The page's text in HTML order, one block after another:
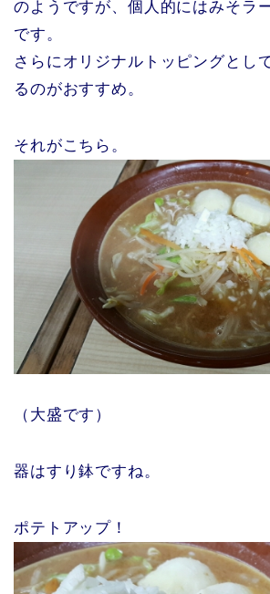
のようですが、個人的にはみそラ
です。
さらにオリジナルトッピングとし
るのがおすすめ。
それがこちら。
（大盛です）
器はすり鉢ですね。
ポテトアップ！